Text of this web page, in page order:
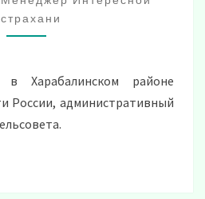
Харабалинском районе
России, административный